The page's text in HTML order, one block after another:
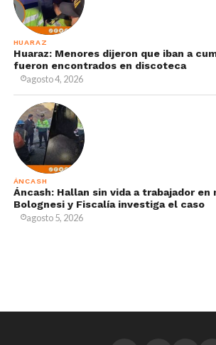
HUARAZ
Huaraz: Menores dijeron que iban a
fueron encontrados en discoteca
agosto 4, 2026
ÁNCASH
Áncash: Hallan sin vida a trabajador en
Bolognesi y Fiscalía investiga el caso
agosto 5, 2026